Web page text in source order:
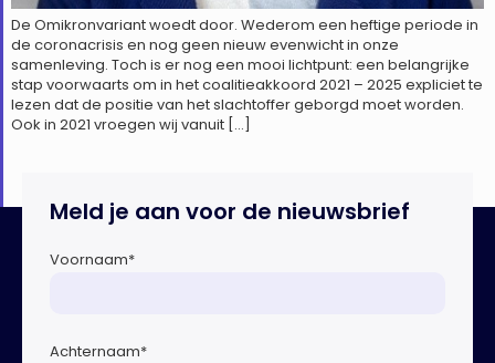
De Omikronvariant woedt door. Wederom een heftige periode in
de coronacrisis en nog geen nieuw evenwicht in onze
samenleving. Toch is er nog een mooi lichtpunt: een belangrijke
stap voorwaarts om in het coalitieakkoord 2021 – 2025 expliciet te
lezen dat de positie van het slachtoffer geborgd moet worden.
Ook in 2021 vroegen wij vanuit […]
Meld je aan voor de nieuwsbrief
Voornaam*
Achternaam*